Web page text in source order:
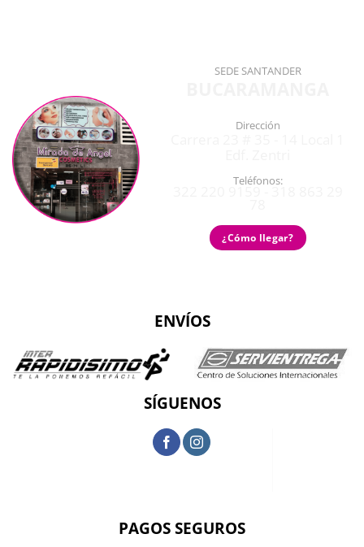
SEDE SANTANDER
Dirección
Teléfonos:
¿Cómo llegar?
ENVÍOS
SÍGUENOS
PAGOS SEGUROS